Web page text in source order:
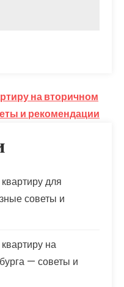
на вторичном
и рекомендации
для
советы и
на
— советы и